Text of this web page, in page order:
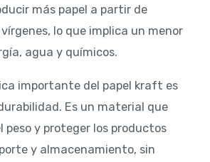
más papel a partir de
lo que implica un menor
agua y químicos.
importante del papel kraft es
Es un material que
peso y proteger los productos
y almacenamiento, sin